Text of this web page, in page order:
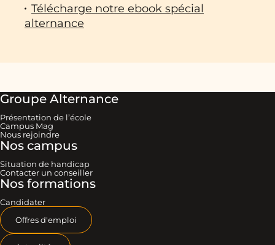
Télécharge notre ebook spécial
alternance
Groupe Alternance
Présentation de l’école
Campus Mag
Nous rejoindre
Nos campus
Situation de handicap
Contacter un conseiller
Nos formations
Candidater
Offres d'emploi